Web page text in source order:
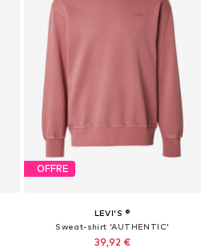
OFFRE
LEVI'S ®
Sweat-shirt 'AUTHENTIC'
39,92 €